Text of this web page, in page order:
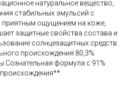
натуральное вещество,
стабильных эмульсий с
ощущением на коже,
защитные свойства состава и
солнцезащитных средств.
происхождения 80,3%
Сознательная формула с 91%